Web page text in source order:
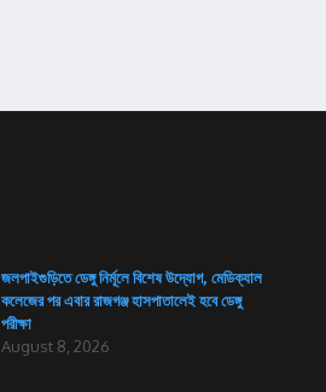
জলপাইগুড়িতে ডেঙ্গু নির্মূলে বিশেষ উদ্যোগ, মেডিক্যাল
কলেজের পর এবার রাজগঞ্জ হাসপাতালেই হবে ডেঙ্গু
পরীক্ষা
August 8, 2026